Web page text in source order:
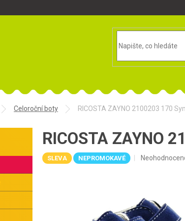
Celoroční boty RICOSTA ZAYNO 2100203 170
RICOSTA ZAYNO
SLEVA NEPROMOKAVÉ
Průměrné
z